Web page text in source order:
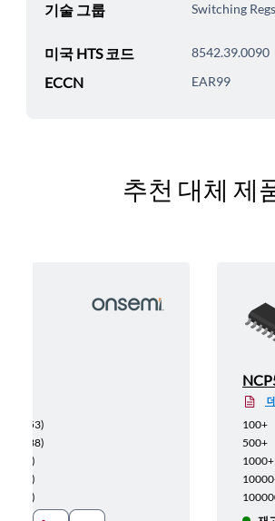
기술 그룹 Switching
미국 HTS 코드 8542.39.0090
ECCN EAR99
추천 대체 제
₩1,153)
₩1,038)
)
)
)
100+
500+
1000+